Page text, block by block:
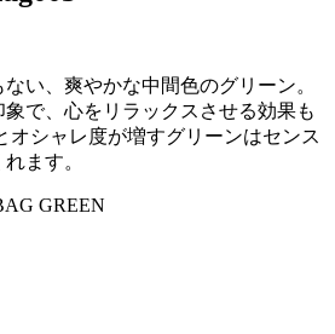
い、爽やかな中間色のグリーン。
で、心をリラックスさせる効果も
オシャレ度が増すグリーンはセンス
ます。
GREEN